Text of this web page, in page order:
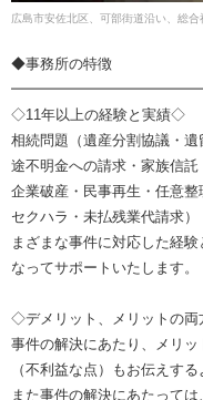
広島市安佐北区、可部街道沿い、総合
◆事務所の特徴
◇11年以上の経験と実績◇
相続問題（遺産分割協議・
途不明金への請求・家族信
企業破産・民事再生・任意
セクハラ・未払残業代請求
まざまな事件に対応した経
なってサポートいたします。
◇デメリット、メリットの
事件の解決にあたり、メリ
（不利益な点）もお伝えす
また事件の解決にあたって